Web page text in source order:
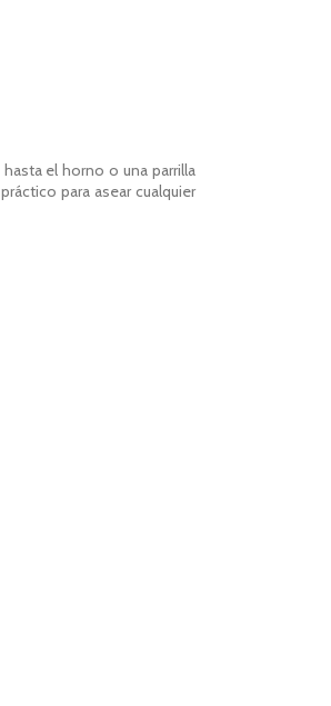
el horno o una parrilla
para asear cualquier